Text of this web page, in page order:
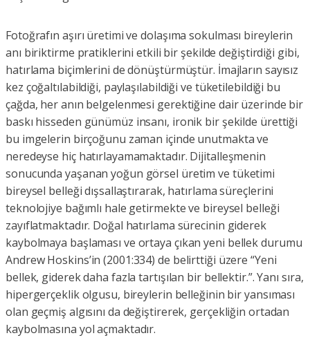
Fotoğrafın aşırı üretimi ve dolaşıma sokulması bireylerin
anı biriktirme pratiklerini etkili bir şekilde değiştirdiği gibi,
hatırlama biçimlerini de dönüştürmüştür. İmajların sayısız
kez çoğaltılabildiği, paylaşılabildiği ve tüketilebildiği bu
çağda, her anın belgelenmesi gerektiğine dair üzerinde bir
baskı hisseden günümüz insanı, ironik bir şekilde ürettiği
bu imgelerin birçoğunu zaman içinde unutmakta ve
neredeyse hiç hatırlayamamaktadır. Dijitalleşmenin
sonucunda yaşanan yoğun görsel üretim ve tüketimi
bireysel belleği dışsallaştırarak, hatırlama süreçlerini
teknolojiye bağımlı hale getirmekte ve bireysel belleği
zayıflatmaktadır. Doğal hatırlama sürecinin giderek
kaybolmaya başlaması ve ortaya çıkan yeni bellek durumu
Andrew Hoskins’in (2001:334) de belirttiği üzere “Yeni
bellek, giderek daha fazla tartışılan bir bellektir.”. Yanı sıra,
hipergerçeklik olgusu, bireylerin belleğinin bir yansıması
olan geçmiş algısını da değiştirerek, gerçekliğin ortadan
kaybolmasına yol açmaktadır.